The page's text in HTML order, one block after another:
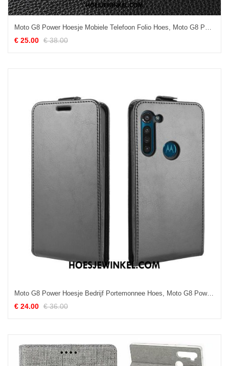
Moto G8 Power Hoesje Mobiele Telefoon Folio Hoes, Moto G8 Power Hoesje Leren Etui All Inclusive Braun
€ 25.00 € 38.00
Moto G8 Power Hoesje Bedrijf Portemonnee Hoes, Moto G8 Power Hoesje Bescherming Leren Etui
€ 24.00 € 36.00